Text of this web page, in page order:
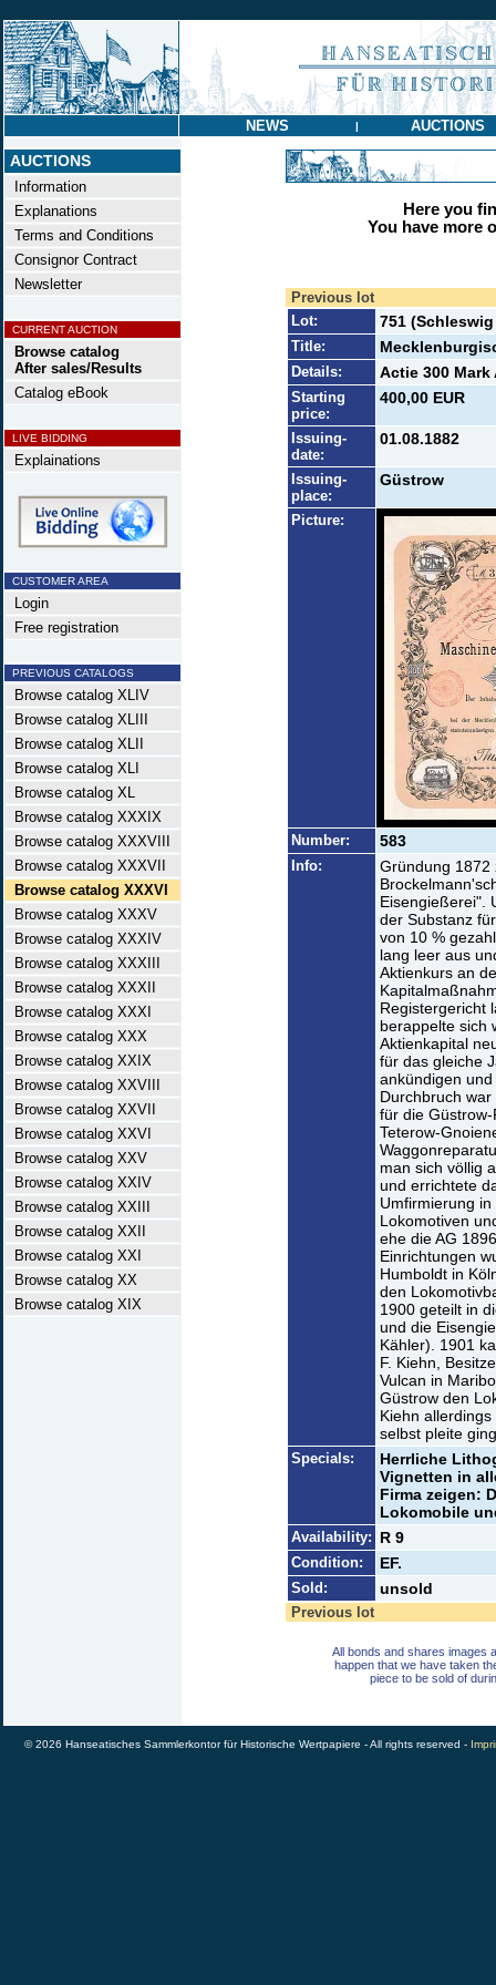
NEWS | AUCTIONS
AUCTIONS
Information
Explanations
Terms and Conditions
Consignor Contract
Newsletter
CURRENT AUCTION
Browse catalog
After sales/Results
Catalog eBook
LIVE BIDDING
Explainations
CUSTOMER AREA
Login
Free registration
PREVIOUS CATALOGS
Browse catalog XLIV
Browse catalog XLIII
Browse catalog XLII
Browse catalog XLI
Browse catalog XL
Browse catalog XXXIX
Browse catalog XXXVIII
Browse catalog XXXVII
Browse catalog XXXVI
Browse catalog XXXV
Browse catalog XXXIV
Browse catalog XXXIII
Browse catalog XXXII
Browse catalog XXXI
Browse catalog XXX
Browse catalog XXIX
Browse catalog XXVIII
Browse catalog XXVII
Browse catalog XXVI
Browse catalog XXV
Browse catalog XXIV
Browse catalog XXIII
Browse catalog XXII
Browse catalog XXI
Browse catalog XX
Browse catalog XIX
Here you
You have more
Previous lot
Lot:
751
Title:
Details: Actie 300 Mark
Starting
price:
400,00 EUR
Issuing-
date:
01.08.1882
Issuing-
place:
Güstrow
Picture:
Number: 583
Info:
Gründung 1872
Eisengießerei".
der Substanz
von 10 %
lang leer aus
Aktienkurs an
Registergericht
berappelte sich
Aktienkapital
für das gleiche
ankündigen
Durchbruch
für die
Teterow-
man sich völlig
und errichtete
Umfirmierung in
Lokomotiven
ehe die AG
Einrichtungen
Humboldt in
den
1900 geteilt in
und die
Kähler). 1901
F. Kiehn,
Vulcan in
Güstrow den
Kiehn
selbst pleite
Specials:
Herrliche
Vignetten in
Firma zeigen:
Lokomobile
Availability: R 9
Condition: EF.
Sold: unsold
Previous lot
All bonds and shares images
happen that we have taken
piece to be sold of
© 2026 Hanseatisches Sammlerkontor für Historische Wertpapiere - All rights reserved -